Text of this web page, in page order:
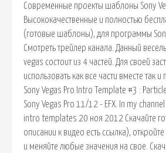
Современные проекты шаблоны Sony
Высококачественные и полностью
(готовые шаблоны), для программы
Смотреть трейлер канала. Данный
vegas состоит из 4 частей. Для своей
использовать как все части вместе так и
Sony Vegas Pro Intro Template #3 :
Sony Vegas Pro 11/12 - EFX. In my
intro templates 20 ноя 2012 Скачайте
описании к видео есть ссылка),
и меняйте любые значения на свое.